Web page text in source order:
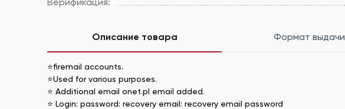
Описание товара Формат выдачи
⭐firemail accounts.
⭐Used for various purposes.
⭐ Additional email onet.pl email added.
⭐ Login: password: recovery email: recovery email password